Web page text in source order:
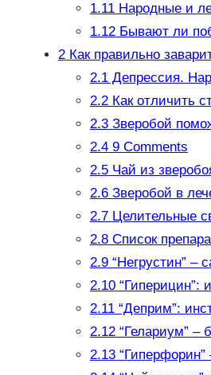
1.11Народные и
1.12Бывают ли
2Как правильно
2.1Депрессия.
2.2Как отличить
2.3Зверобой
2.49 Comments
2.5Чай из
2.6Зверобой в
2.7Целительные
2.8Список
2.9“Негрустин” –
2.10“Гиперицин”:
2.11“Деприм”:
2.12“Гелариум” –
2.13“Гиперфорин”